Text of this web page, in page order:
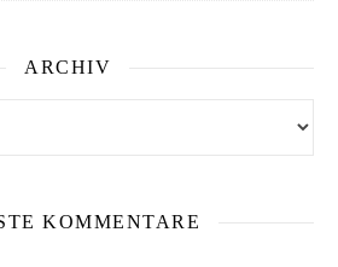
ARCHIV
KOMMENTARE